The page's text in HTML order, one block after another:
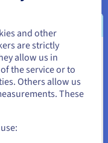
ook nuttige
culinaire avonturen.
te
de juiste website
and other
are strictly
allow us in
the service or to
Others allow us
These